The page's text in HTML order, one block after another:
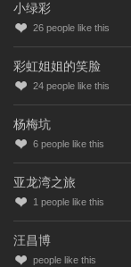
小绿彩
26 people like this
彩虹姐姐的笑脸
24 people like this
杨梅坑
6 people like this
亚龙湾之旅
1 people like this
汪昌博
people like this